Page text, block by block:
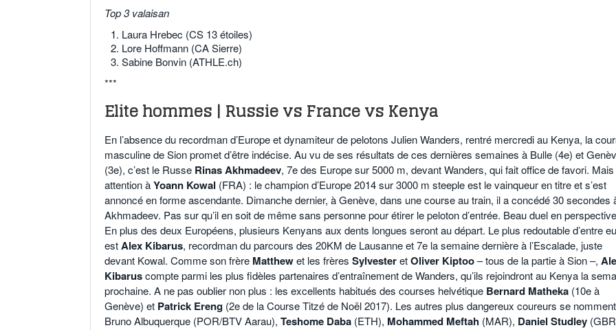
Top 3 valaisan
Laura Hrebec (CS 13 étoiles)
Lore Hoffmann (CA Sierre)
Sabine Bonvin (ATHLE.ch)
***
Elite hommes | Russie vs France vs Kenya
En l’absence du recordman d’Europe et dynamiteur de pelotons Julien Wanders, rentré mercredi au Kenya, la
masculine de Sion promet d’être indécise. Au vu de ses résultats de ces dernières semaines à Bulle (4e) et
(3e), c’est le Russe Rinas Akhmadeev, 7e des Europe sur 5000 m, devant Wanders, qui fait office de favori. Mais
attention àYoann Kowal (FRA) : le champion d’Europe 2014 sur 3000 m steeple est le vainqueur en titre et s’est
annoncé en forme ascendante. Dimanche dernier, à Genève, dans une course au train, il a concédé 30 secondes
Akhmadeev. Pas sur qu’il en soit de même sans personne pour étirer le peloton d’entrée. Beau duel en
En plus des deux Européens, plusieurs Kenyans aux dents longues seront au départ. Le plus redoutable d’entre
estAlex Kibarus, recordman du parcours des 20KM de Lausanne et 7e la semaine dernière à l’Escalade, juste
devant Kowal. Comme son frère Matthewet les frères SylvesteretOliver Kiptoo– tous de la partie à Sion –,
Kibaruscompte parmi les plus fidèles partenaires d’entraînement de Wanders, qu’ils rejoindront au Kenya la
prochaine. A ne pas oublier non plus : les excellents habitués des courses helvétique Bernard Matheka (10e à
Genève) et Patrick Ereng (2e de la Course Titzé de Noël 2017). Les autres plus dangereux coureurs se
Bruno Albuquerque (POR/BTV Aarau), Teshome Daba (ETH), Mohammed Meftah (MAR), Daniel Studley